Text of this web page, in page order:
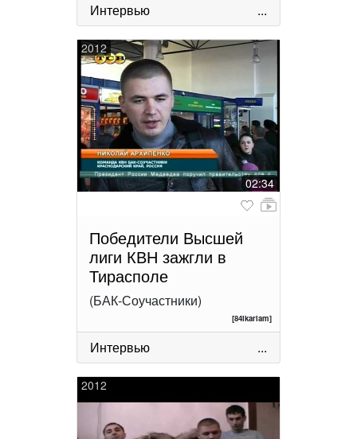
Интервью ...
2012
02:34
Победители Высшей
лиги КВН зажгли в
Тирасполе
(БАК-Соучастники)
[84ikariam]
Интервью ...
2012